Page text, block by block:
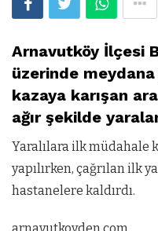
Arnavutköy İlçesi
üzerinde
kazaya karışan
ağır şekilde
Yaralılara ilk müdahale
yapılırken, çağrılan ilk
hastanelere kaldırdı.